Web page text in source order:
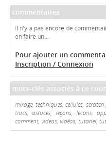
commentaires
Il n'y a pas encore de
en faire un...
Pour ajouter un
Inscription / Connexion
mots-clés associés à ce
mixage, techniques, cellules,
trucs, astuces, leçons, lecons,
comment, videos, vidéos, tutoriel,